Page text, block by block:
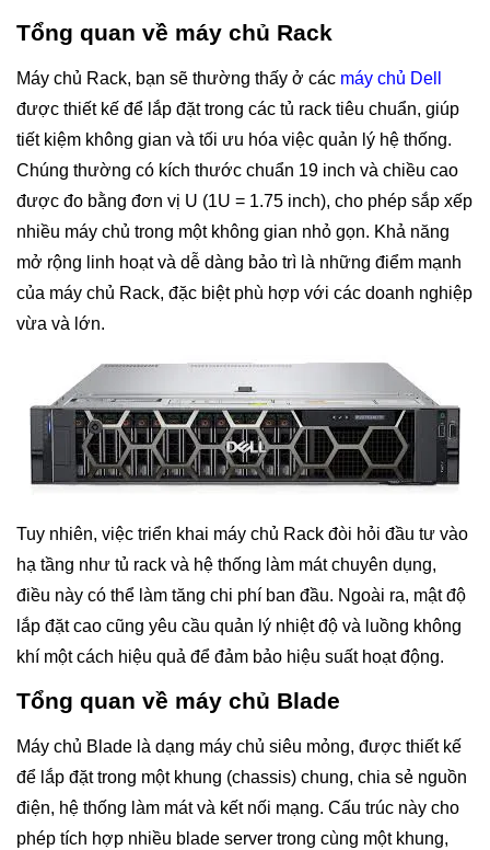
Tổng quan về máy chủ Rack
Máy chủ Rack, bạn sẽ thường thấy ở các máy chủ Dell
được thiết kế để lắp đặt trong các tủ rack tiêu chuẩn, giúp
tiết kiệm không gian và tối ưu hóa việc quản lý hệ thống.
Chúng thường có kích thước chuẩn 19 inch và chiều cao
được đo bằng đơn vị U (1U = 1.75 inch), cho phép sắp xếp
nhiều máy chủ trong một không gian nhỏ gọn. Khả năng
mở rộng linh hoạt và dễ dàng bảo trì là những điểm mạnh
của máy chủ Rack, đặc biệt phù hợp với các doanh nghiệp
vừa và lớn.
Tuy nhiên, việc triển khai máy chủ Rack đòi hỏi đầu tư vào
hạ tầng như tủ rack và hệ thống làm mát chuyên dụng,
điều này có thể làm tăng chi phí ban đầu. Ngoài ra, mật độ
lắp đặt cao cũng yêu cầu quản lý nhiệt độ và luồng không
khí một cách hiệu quả để đảm bảo hiệu suất hoạt động.
Tổng quan về máy chủ Blade
Máy chủ Blade là dạng máy chủ siêu mỏng, được thiết kế
để lắp đặt trong một khung (chassis) chung, chia sẻ nguồn
điện, hệ thống làm mát và kết nối mạng. Cấu trúc này cho
phép tích hợp nhiều blade server trong cùng một khung,